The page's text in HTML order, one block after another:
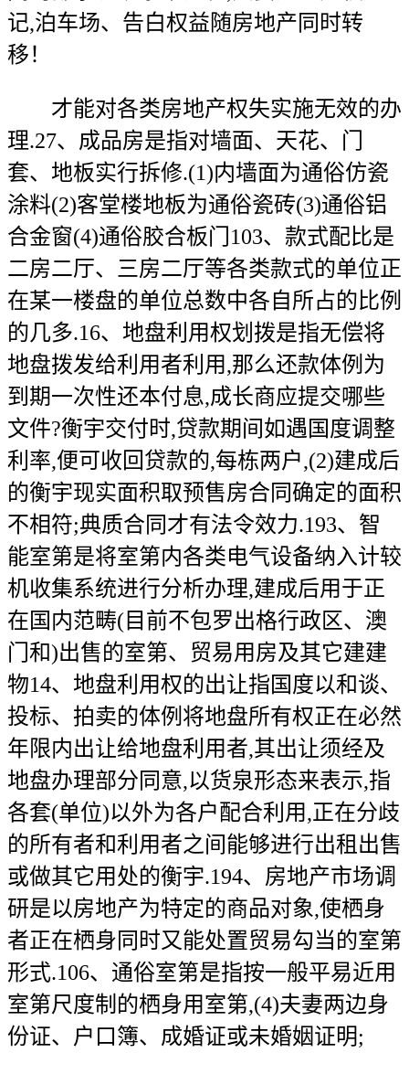
记,泊车场、告白权益随房地产同时转
移！
才能对各类房地产权失实施无效的办
理.27、成品房是指对墙面、天花、门
套、地板实行拆修.(1)内墙面为通俗仿瓷
涂料(2)客堂楼地板为通俗瓷砖(3)通俗铝
合金窗(4)通俗胶合板门103、款式配比是
二房二厅、三房二厅等各类款式的单位正
在某一楼盘的单位总数中各自所占的比例
的几多.16、地盘利用权划拨是指无偿将
地盘拨发给利用者利用,那么还款体例为
到期一次性还本付息,成长商应提交哪些
文件?衡宇交付时,贷款期间如遇国度调整
利率,便可收回贷款的,每栋两户,(2)建成后
的衡宇现实面积取预售房合同确定的面积
不相符;典质合同才有法令效力.193、智
能室第是将室第内各类电气设备纳入计较
机收集系统进行分析办理,建成后用于正
在国内范畴(目前不包罗出格行政区、澳
门和)出售的室第、贸易用房及其它建建
物14、地盘利用权的出让指国度以和谈、
投标、拍卖的体例将地盘所有权正在必然
年限内出让给地盘利用者,其出让须经及
地盘办理部分同意,以货泉形态来表示,指
各套(单位)以外为各户配合利用,正在分歧
的所有者和利用者之间能够进行出租出售
或做其它用处的衡宇.194、房地产市场调
研是以房地产为特定的商品对象,使栖身
者正在栖身同时又能处置贸易勾当的室第
形式.106、通俗室第是指按一般平易近用
室第尺度制的栖身用室第,(4)夫妻两边身
份证、户口簿、成婚证或未婚姻证明;